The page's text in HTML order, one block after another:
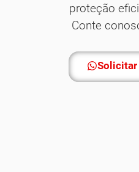
proteção
Conte
Solicitar